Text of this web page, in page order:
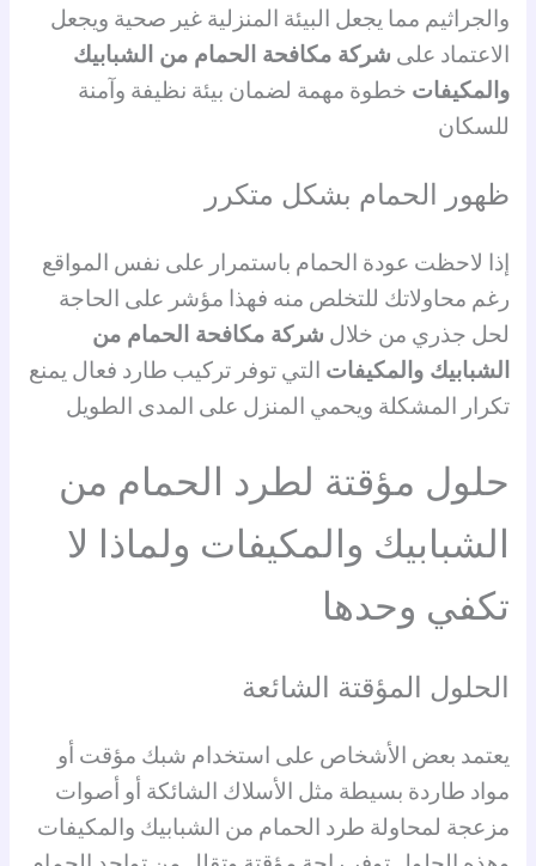
والجراثيم مما يجعل البيئة المنزلية غير صحية ويجعل
الاعتماد على شركة مكافحة الحمام من الشبابيك
والمكيفات خطوة مهمة لضمان بيئة نظيفة وآمنة
للسكان
ظهور الحمام بشكل متكرر
إذا لاحظت عودة الحمام باستمرار على نفس المواقع
رغم محاولاتك للتخلص منه فهذا مؤشر على الحاجة
لحل جذري من خلال شركة مكافحة الحمام من
الشبابيك والمكيفات التي توفر تركيب طارد فعال يمنع
تكرار المشكلة ويحمي المنزل على المدى الطويل
حلول مؤقتة لطرد الحمام من
الشبابيك والمكيفات ولماذا لا
تكفي وحدها
الحلول المؤقتة الشائعة
يعتمد بعض الأشخاص على استخدام شبك مؤقت أو
مواد طاردة بسيطة مثل الأسلاك الشائكة أو أصوات
مزعجة لمحاولة طرد الحمام من الشبابيك والمكيفات